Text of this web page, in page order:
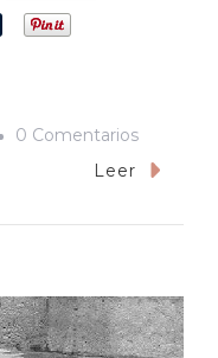
0 ComentariosEn
Fango
Leer